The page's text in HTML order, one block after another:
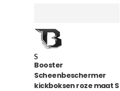
S
Booster
Scheenbeschermer
kickboksen roze maat S